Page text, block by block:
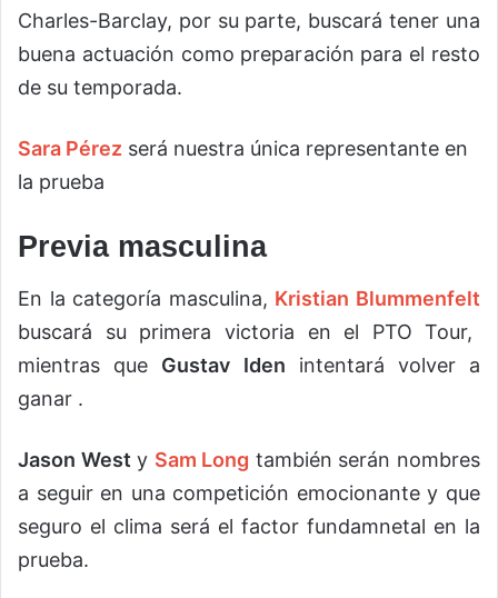
Charles-Barclay, por su parte, buscará tener una
buena actuación como preparación para el resto
de su temporada.
Sara Pérez será nuestra única representante en
la prueba
Previa masculina
En la categoría masculina, Kristian Blummenfelt
buscará su primera victoria en el PTO Tour,
mientras que Gustav Iden intentará volver a
ganar .
Jason Westy Sam Long también serán nombres
a seguir en una competición emocionante y que
seguro el clima será el factor fundamnetal en la
prueba.